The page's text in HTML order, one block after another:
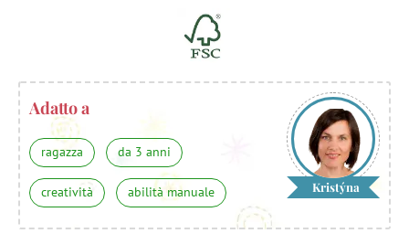
Adatto a
ragazza da 3 anni
creatività abilità manuale Kristýna